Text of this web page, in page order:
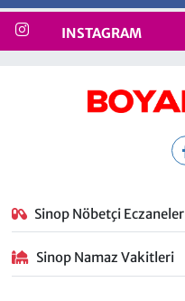
INSTAGRAM
Sinop Nöbetçi Eczaneler
Sinop Namaz Vakitleri